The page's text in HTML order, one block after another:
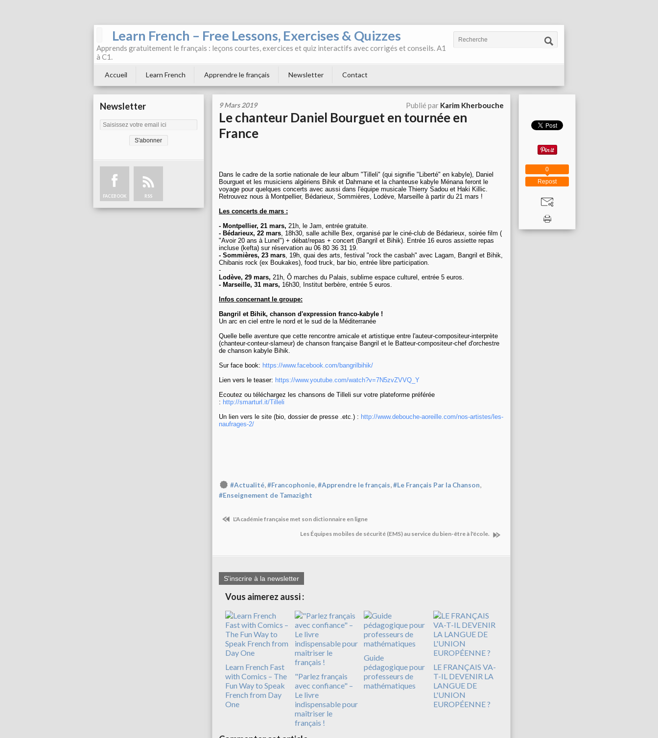
Learn French – Free Lessons, Exercises & Quizzes
Apprends gratuitement le français : leçons courtes, exercices et quiz interactifs avec corrigés et conseils. A1
à C1.
Accueil Learn French Apprendre le français Newsletter Contact
Newsletter
FACEBOOK RSS
9 Mars 2019 Publié par Karim Kherbouche
Le chanteur Daniel Bourguet en tournée en
France
Dans le cadre de la sortie nationale de leur album "Tilleli" (qui signifie "Liberté" en kabyle), Daniel
Bourguet et les musiciens algériens Bihik et Dahmane et la chanteuse kabyle Ménana feront le
voyage pour quelques concerts avec aussi dans l'équipe musicale Thierry Sadou et Haki Killic.
Retrouvez nous à Montpellier, Bédarieux, Sommières, Lodève, Marseille à partir du 21 mars !
Les concerts de mars :
- Montpellier, 21 mars, 21h, le Jam, entrée gratuite.
- Bédarieux, 22 mars, 18h30, salle achille Bex, organisé par le ciné-club de Bédarieux, soirée film (
"Avoir 20 ans à Lunel") + débat/repas + concert (Bangril et Bihik). Entrée 16 euros assiette repas
incluse (kefta) sur réservation au 06 80 36 31 19.
- Sommières, 23 mars, 19h, quai des arts, festival "rock the casbah" avec Lagam, Bangril et Bihik,
Chibanis rock (ex Boukakes), food truck, bar bio, entrée libre participation.
-
Lodève, 29 mars, 21h, Ô marches du Palais, sublime espace culturel, entrée 5 euros.
- Marseille, 31 mars, 16h30, Institut berbère, entrée 5 euros.
Infos concernant le groupe:
Bangril et Bihik, chanson d'expression franco-kabyle !
Un arc en ciel entre le nord et le sud de la Méditerranée
Quelle belle aventure que cette rencontre amicale et artistique entre l'auteur-compositeur-interprète
(chanteur-conteur-slameur) de chanson française Bangril et le Batteur-compositeur-chef d'orchestre
de chanson kabyle Bihik.
Sur face book: https://www.facebook.com/bangrilbihik/
Lien vers le teaser: https://www.youtube.com/watch?v=7N5zvZVVQ_Y
Ecoutez ou téléchargez les chansons de Tilleli sur votre plateforme préférée
: http://smarturl.it/Tilleli
Un lien vers le site (bio, dossier de presse .etc.) : http://www.debouche-aoreille.com/nos-artistes/les-
naufrages-2/
#Actualité,#Francophonie,#Apprendre le français,#Le Français Par la Chanson,
#Enseignement de Tamazight
L'Académie française met son dictionnaire en ligne
Les Équipes mobiles de sécurité (EMS) au service du bien-être à l'école.
S'inscrire à la newsletter
Vous aimerez aussi :
Learn French Fast
with Comics – The
Fun Way to Speak
French from Day
One
"Parlez français
avec confiance" –
Le livre
indispensable pour
maîtriser le
français !
Guide
pédagogique pour
professeurs de
mathématiques
LE FRANÇAIS VA-
T-IL DEVENIR LA
LANGUE DE
L'UNION
EUROPÉENNE ?
Repost
0